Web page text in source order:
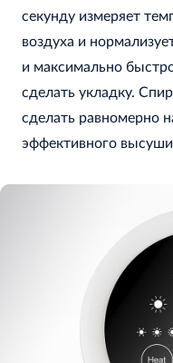
секунду измеряет
воздуха и
и максимально
сделать укладку.
сделать равномерно
эффективного